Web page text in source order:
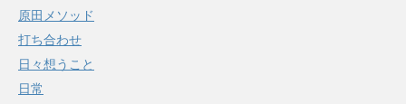
原田メソッド
打ち合わせ
日々想うこと
日常